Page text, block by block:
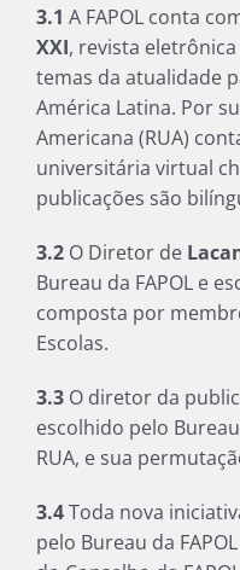
3.1 A FAPOL conta
XXI, revista
temas da atualidade
América Latina. Por
Americana (RUA)
universitária virtual
publicações são
3.2O Diretor de
Bureau da FAPOL e
composta por
Escolas.
3.3O diretor da
escolhido pelo
RUA, e sua
3.4Toda nova
pelo Bureau da